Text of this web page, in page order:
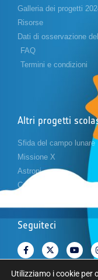
Galleria dei progetti
Risorse
Dati di osservazione
FAQ
Termini e condizioni
Altri progetti
Sfida del campo lunare
Missione X
Astropi
Cansat
Seguiteci
Utilizziamo i cookie per